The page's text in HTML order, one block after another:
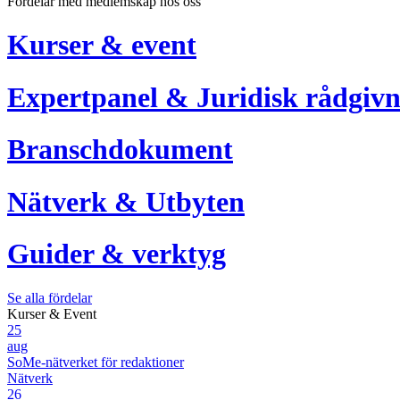
Kurser & event
Expertpanel & Juridisk
Branschdokument
Nätverk & Utbyten
Guider & verktyg
Se alla fördelar
Kurser & Event
25
aug
SoMe-nätverket för redaktioner
Nätverk
26